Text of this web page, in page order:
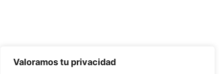
Valoramos tu privacidad